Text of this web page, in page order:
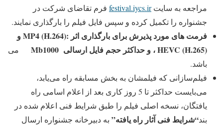
مراجعه به سایتfestival.iycs.ir فرم تقاضای شركت در
جشنواره را تكمیل كرده و سپس فایل فیلم را بارگذاری نمایند.
فرمت های مورد پذیرش برای بارگذاری اثر :MP4 (H.264)و
HEVC (H.265)، و حداکثر حجم فایل ارسالی Mb1000
می
باشد.
فیلم‌سازانی که فیلمشان به بخش مسابقه راه می‌یابد،
می‌بایست حداکثر تا 5 روز کاری بعد از اعلام اسامی راه
یافتگان، نسخه اصلی فیلم را طبق شرایط فنی اعلام شده در
بند“شرایط فنی آثار راه­ یافته” به دبیرخانه جشنواره ارسال